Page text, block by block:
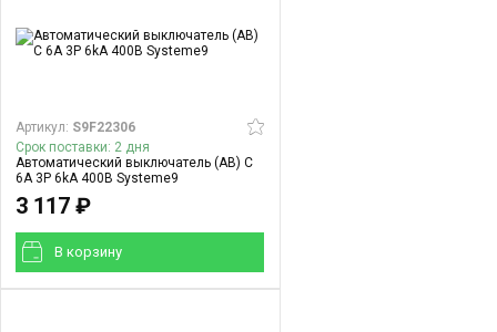
Артикул: S9F22306
Срок поставки: 2 дня
Автоматический выключатель (АВ) C
6A 3P 6kA 400В Systeme9
3 117 ₽
В корзинy